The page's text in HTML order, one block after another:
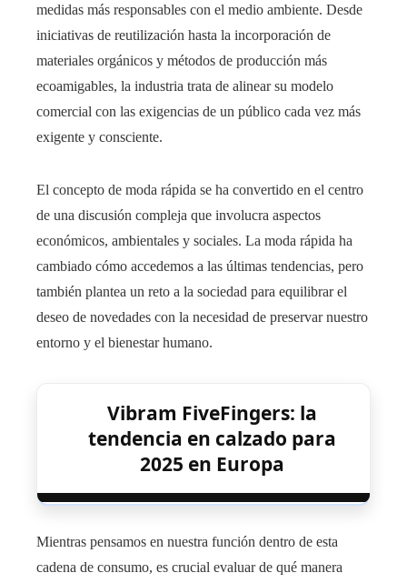
medidas más responsables con el medio ambiente. Desde
iniciativas de reutilización hasta la incorporación de
materiales orgánicos y métodos de producción más
ecoamigables, la industria trata de alinear su modelo
comercial con las exigencias de un público cada vez más
exigente y consciente.
El concepto de moda rápida se ha convertido en el centro
de una discusión compleja que involucra aspectos
económicos, ambientales y sociales. La moda rápida ha
cambiado cómo accedemos a las últimas tendencias, pero
también plantea un reto a la sociedad para equilibrar el
deseo de novedades con la necesidad de preservar nuestro
entorno y el bienestar humano.
Vibram FiveFingers: la
tendencia en calzado para
2025 en Europa
Mientras pensamos en nuestra función dentro de esta
cadena de consumo, es crucial evaluar de qué manera